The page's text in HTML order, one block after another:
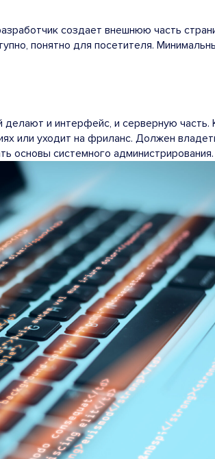
создает внешнюю часть
понятно для посетителя.
и интерфейс, и серверную часть.
или уходит на фриланс. Должен
основы системного администрирования.